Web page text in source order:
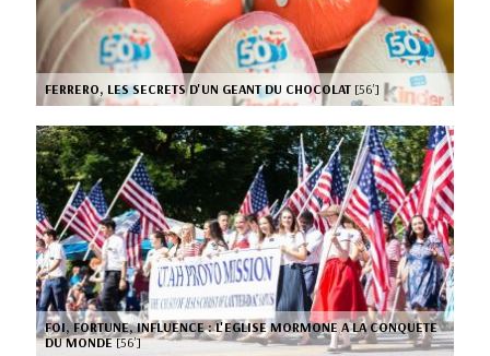
FERRERO, LES SECRETS D'UN GEANT DU CHOCOLAT [56’]
FOI, FORTUNE, INFLUENCE : L'EGLISE MORMONE A LA CONQUETE
DU MONDE[56’]